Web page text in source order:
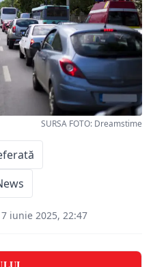
SURSA FOTO: Dreamstime
iunie 2025, 22:47